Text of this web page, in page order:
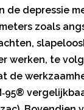
de depressie
zoals
werken, te
de